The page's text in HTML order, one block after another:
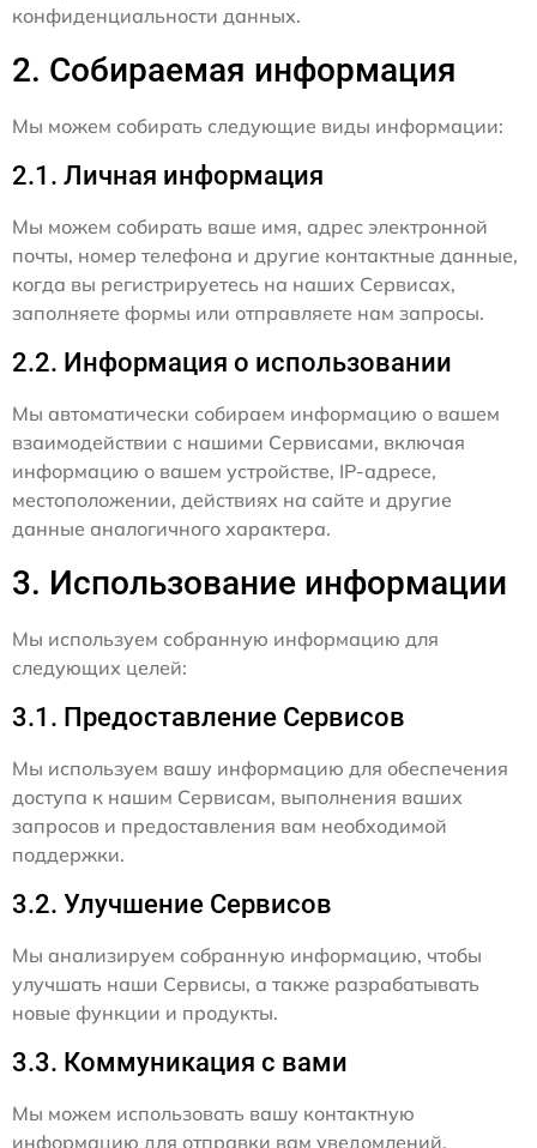
конфиденциальности данных.
2. Собираемая информация
Мы можем собирать следующие виды информации:
2.1. Личная информация
Мы можем собирать ваше имя, адрес электронной
почты, номер телефона и другие контактные данные,
когда вы регистрируетесь на наших Сервисах,
заполняете формы или отправляете нам запросы.
2.2. Информация о использовании
Мы автоматически собираем информацию о вашем
взаимодействии с нашими Сервисами, включая
информацию о вашем устройстве, IP-адресе,
местоположении, действиях на сайте и другие
данные аналогичного характера.
3. Использование информации
Мы используем собранную информацию для
следующих целей:
3.1. Предоставление Сервисов
Мы используем вашу информацию для обеспечения
доступа к нашим Сервисам, выполнения ваших
запросов и предоставления вам необходимой
поддержки.
3.2. Улучшение Сервисов
Мы анализируем собранную информацию, чтобы
улучшать наши Сервисы, а также разрабатывать
новые функции и продукты.
3.3. Коммуникация с вами
Мы можем использовать вашу контактную
информацию для отправки вам уведомлений,